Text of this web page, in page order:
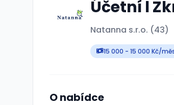
Účetní l
Natanna s.r.o. (43)
15 000 - 15 000 Kč/
O nabídce